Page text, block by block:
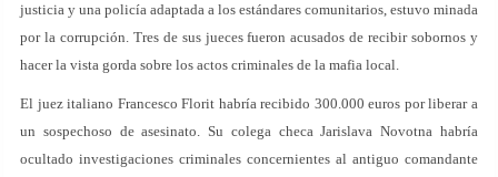
justicia y una policía adaptada a los estándares comunitarios, estuvo minada
por la corrupción. Tres de sus jueces fueron acusados de recibir sobornos y
hacer la vista gorda sobre los actos criminales de la mafia local.
El juez italiano Francesco Florit habría recibido 300.000 euros por liberar a
un sospechoso de asesinato. Su colega checa Jarislava Novotna habría
ocultado investigaciones criminales concernientes al antiguo comandante